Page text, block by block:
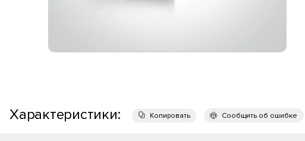
Характеристики: Копировать Сообщить об ошибке